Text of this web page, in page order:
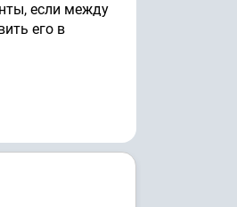
если между
его в